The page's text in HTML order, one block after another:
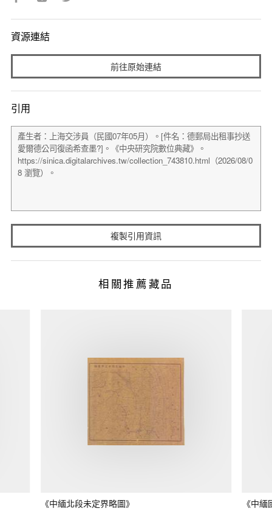
資源連結
前往原始連結
引用
複製引用資訊
相關推薦藏品
《中緬北段未定界略圖》 《中